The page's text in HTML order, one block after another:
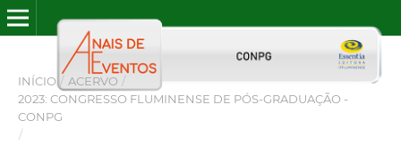
INÍCIO / ACERVO /
2023: CONGRESSO FLUMINENSE DE PÓS-GRADUAÇÃO -
CONPG
/